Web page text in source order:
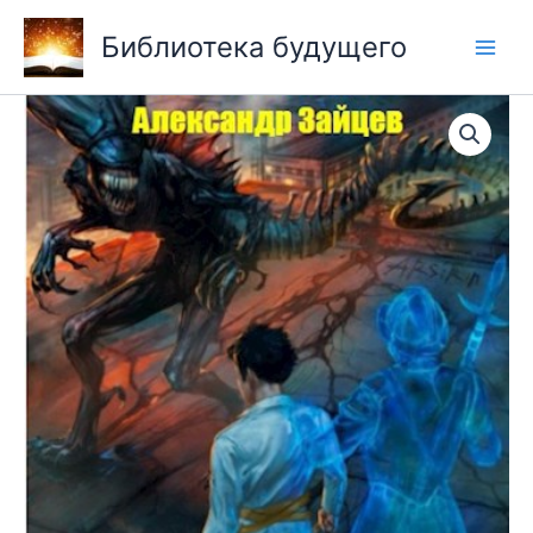
Перейти
содержимому
Библиотека будущего